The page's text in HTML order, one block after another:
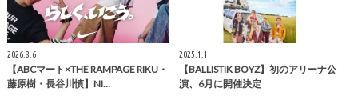
2026.8.6
【ABCマート×THE RAMPAGE RIKU・
藤原樹・長谷川慎】NI…
2025.1.1
【BALLISTIK BOYZ】初のアリーナ公
演、6月に開催決定